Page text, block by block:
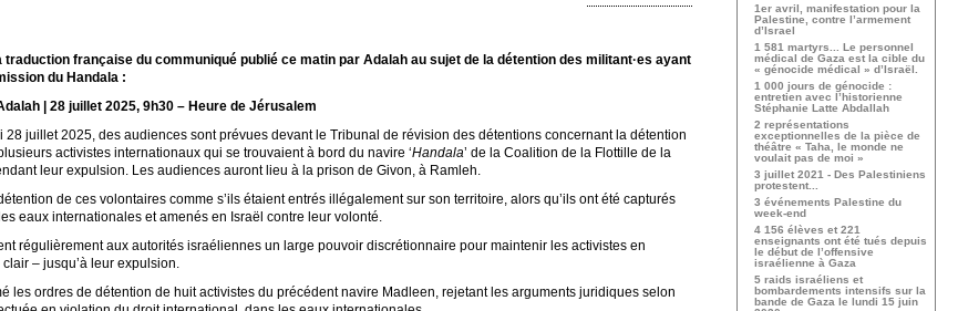
traduction française du communiqué publié ce matin par Adalah au sujet de la détention des militant·es ayant
du Handala :
| 28 juillet 2025, 9h30 – Heure de Jérusalem
28 juillet 2025, des audiences sont prévues devant le Tribunal de révision des détentions concernant la détention
activistes internationaux qui se trouvaient à bord du navire ‘Handala’ de la Coalition de la Flottille de la
leur expulsion. Les audiences auront lieu à la prison de Givon, à Ramleh.
de ces volontaires comme s’ils étaient entrés illégalement sur son territoire, alors qu’ils ont été capturés
eaux internationales et amenés en Israël contre leur volonté.
régulièrement aux autorités israéliennes un large pouvoir discrétionnaire pour maintenir les activistes en
– jusqu’à leur expulsion.
les ordres de détention de huit activistes du précédent navire Madleen, rejetant les arguments juridiques selon
1er avril, manifestation pour la
Palestine, contre l’armement
d’Israel
1 581 martyrs... Le personnel
médical de Gaza est la cible du
« génocide médical » d’Israël.
1 000 jours de génocide :
entretien avec l’historienne
Stéphanie Latte Abdallah
2 représentations
exceptionnelles de la pièce de
théâtre « Taha, le monde ne
voulait pas de moi »
3 juillet 2021 - Des Palestiniens
protestent...
3 événements Palestine du
week-end
4 156 élèves et 221
enseignants ont été tués depuis
le début de l’offensive
israélienne à Gaza
5 raids israéliens et
bombardements intensifs sur la
bande de Gaza le lundi 15 juin